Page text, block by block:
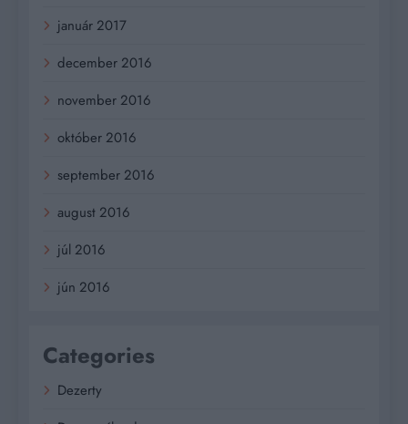
január 2017
december 2016
november 2016
október 2016
september 2016
august 2016
júl 2016
jún 2016
Categories
Dezerty